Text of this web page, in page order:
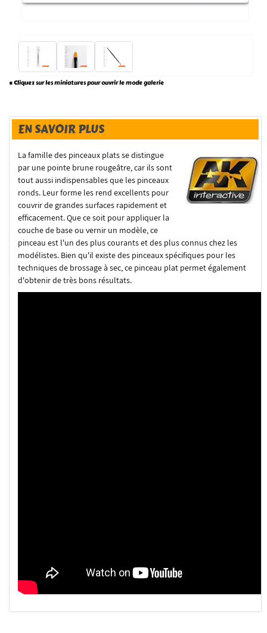
* Cliquez sur les miniatures pour ouvrir le mode galerie
EN SAVOIR PLUS
La famille des pinceaux plats se distingue
par une pointe brune rougeâtre, car ils sont
tout aussi indispensables que les pinceaux
ronds. Leur forme les rend excellents pour
couvrir de grandes surfaces rapidement et
efficacement.Que ce soit pour appliquer la
couche de base ou vernir un modèle, ce
pinceau est l'un des plus courants et des plus connus chez les
modélistes. Bien qu'il existe des pinceaux spécifiques pour les
techniques de brossage à sec, ce pinceau plat permet également
d'obtenir de très bons résultats.